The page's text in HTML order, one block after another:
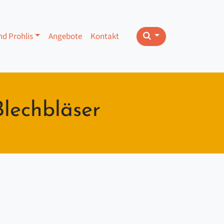
Prohlis Angebote Kontakt